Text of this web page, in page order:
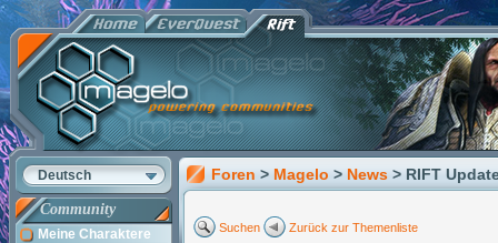
Deutsch
Community
Meine Charaktere
Foren > Magelo > News > RIFT
Suchen Zurück zur Themenliste